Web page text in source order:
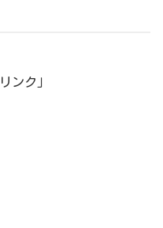
ンク」